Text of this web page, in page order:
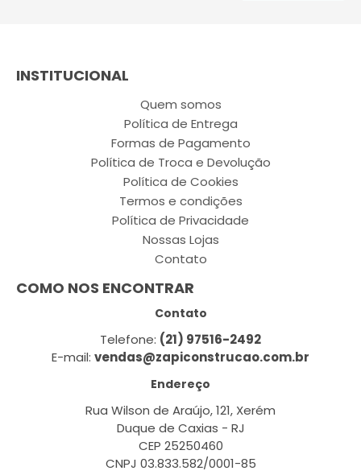
INSTITUCIONAL
Quem somos
Política de Entrega
Formas de Pagamento
Política de Troca e Devolução
Política de Cookies
Termos e condições
Política de Privacidade
Nossas Lojas
Contato
COMO NOS ENCONTRAR
Contato
Telefone: (21) 97516-2492
E-mail: vendas@zapiconstrucao.com.br
Endereço
Rua Wilson de Araújo, 121, Xerém
Duque de Caxias - RJ
CEP 25250460
CNPJ 03.833.582/0001-85